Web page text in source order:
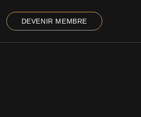
DEVENIR MEMBRE